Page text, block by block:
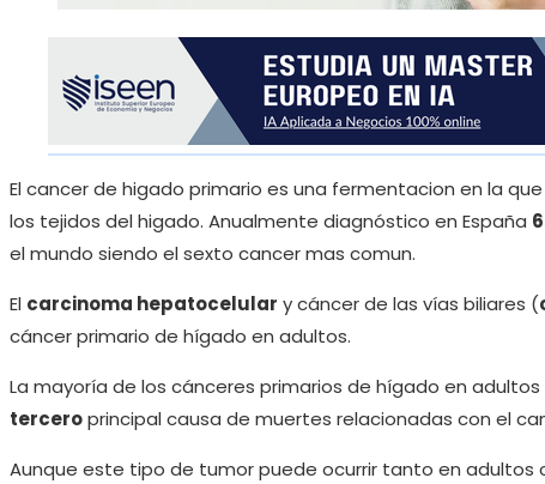
El cancer de higado primario es una fermentacion en la
los tejidos del higado. Anualmente diagnóstico en España
el mundo siendo el sexto cancer mas comun.
El carcinoma hepatocelular y cáncer de las vías biliares (
cáncer primario de hígado en adultos.
La mayoría de los cánceres primarios de hígado en
terceroprincipal causa de muertes relacionadas con el
Aunque este tipo de tumor puede ocurrir tanto en adultos